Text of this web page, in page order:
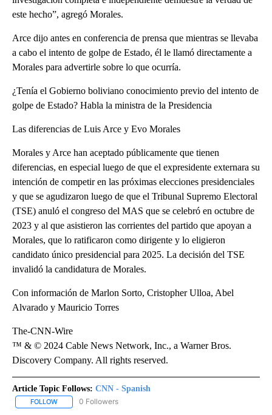
este hecho”, agregó Morales.
Arce dijo antes en conferencia de prensa que mientras se llevaba
a cabo el intento de golpe de Estado, él le llamó directamente a
Morales para advertirle sobre lo que ocurría.
¿Tenía el Gobierno boliviano conocimiento previo del intento de
golpe de Estado? Habla la ministra de la Presidencia
Las diferencias de Luis Arce y Evo Morales
Morales y Arce han aceptado públicamente que tienen
diferencias, en especial luego de que el expresidente externara su
intención de competir en las próximas elecciones presidenciales
y que se agudizaron luego de que el Tribunal Supremo Electoral
(TSE) anuló el congreso del MAS que se celebró en octubre de
2023 y al que asistieron las corrientes del partido que apoyan a
Morales, que lo ratificaron como dirigente y lo eligieron
candidato único presidencial para 2025. La decisión del TSE
invalidó la candidatura de Morales.
Con información de Marlon Sorto, Cristopher Ulloa, Abel
Alvarado y Mauricio Torres
The-CNN-Wire
™ & © 2024 Cable News Network, Inc., a Warner Bros.
Discovery Company. All rights reserved.
Article Topic Follows: CNN - Spanish
FOLLOW FOLLOW "CNN - SPANISH" TO RECEIVE NOTIFICATIONS ABOUT
0 Followers